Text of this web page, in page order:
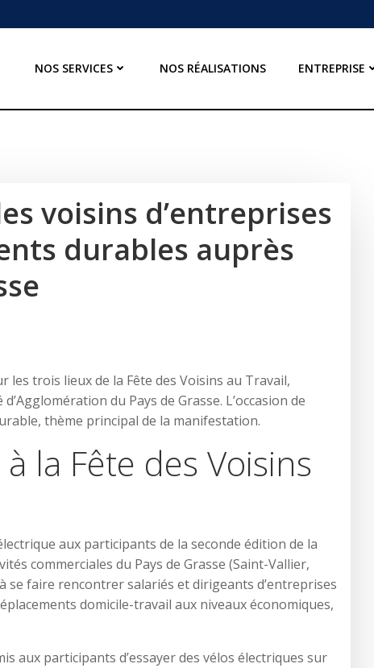
NOS SERVICES NOS RÉALISATIONS ENTREPRISE
voisins d’entreprises
durables auprès
trois lieux de la Fête des Voisins au Travail,
du Pays de Grasse. L’occasion de
thème principal de la manifestation.
la Fête des Voisins
aux participants de la seconde édition de la
commerciales du Pays de Grasse (Saint-Vallier,
se faire rencontrer salariés et dirigeants d’entreprises
domicile-travail aux niveaux économiques,
aux participants d’essayer des vélos électriques sur